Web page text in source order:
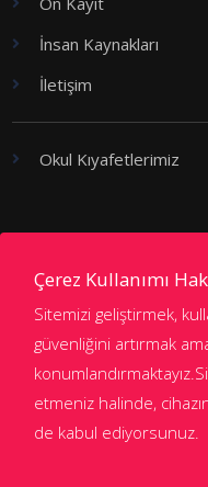
Çerez Kullanımı
Sitemizi geliştirmek,
güvenliğini artırmak
etmeniz halinde,
de kabul ediyorsunuz.
İnsan Kaynakları
İletişim
Okul Kıyafetlerimiz
Kademeler
Anaokulu
İlkokul
Ortaokul